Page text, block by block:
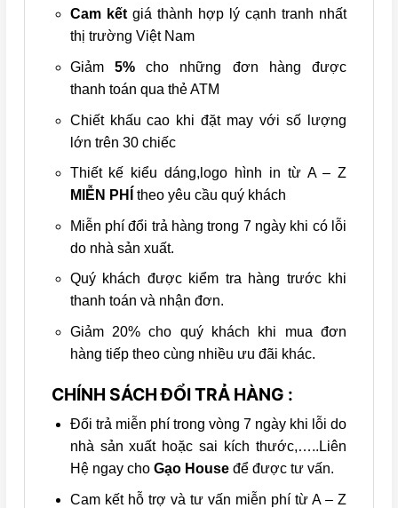
Cam kếtgiá thành hợp lý cạnh tranh nhất
thị trường Việt Nam
Giảm 5%cho những đơn hàng được
thanh toán qua thẻ ATM
Chiết khấu cao khi đặt may với số lượng
lớn trên 30 chiếc
Thiết kế kiểu dáng,logo hình in từ A – Z
MIỄN PHÍ theo yêu cầu quý khách
Miễn phí đổi trả hàng trong 7 ngày khi có lỗi
do nhà sản xuất.
Quý khách được kiểm tra hàng trước khi
thanh toán và nhận đơn.
Giảm 20% cho quý khách khi mua đơn
hàng tiếp theo cùng nhiều ưu đãi khác.
CHÍNH SÁCH ĐỔI TRẢ HÀNG :
Đổi trả miễn phí trong vòng 7 ngày khi lỗi do
nhà sản xuất hoặc sai kích thước,…..Liên
Hệ ngay cho Gạo Houseđể được tư vấn.
Cam kết hỗ trợ và tư vấn miễn phí từ A – Z